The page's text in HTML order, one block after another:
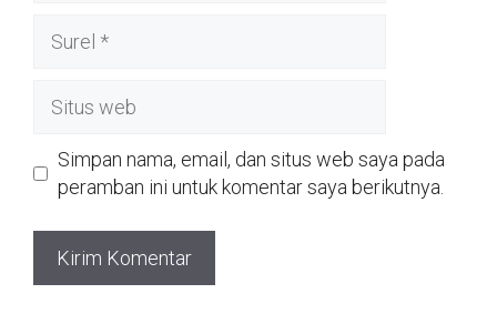
web
Simpan nama, email, dan situs web saya pada
peramban ini untuk komentar saya berikutnya.